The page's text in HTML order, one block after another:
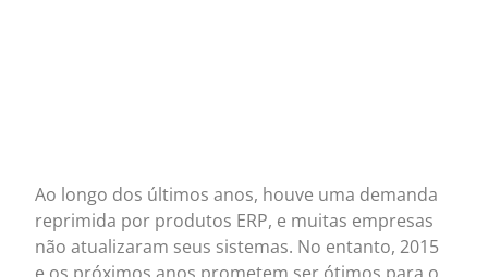
Ao longo dos últimos anos, houve uma demanda
reprimida por produtos ERP, e muitas empresas
não atualizaram seus sistemas. No entanto, 2015
e os próximos anos prometem ser ótimos para o